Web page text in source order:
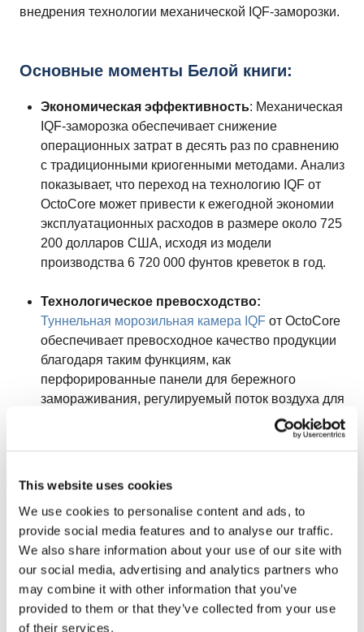
This website uses cookies
We use cookies to personalise content and ads, to
provide social media features and to analyse our traffic.
We also share information about your use of our site with
our social media, advertising and analytics partners who
may combine it with other information that you’ve
provided to them or that they’ve collected from your use
of their services.
внедрения технологии механической IQF-заморозки.
Основные моменты Белой книги:
Экономическая эффективность: Механическая
IQF-заморозка обеспечивает снижение
операционных затрат в десять раз по сравнению
с традиционными криогенными методами. Анализ
показывает, что переход на технологию IQF от
OctoCore может привести к ежегодной экономии
эксплуатационных расходов в размере около 725
200 долларов США, исходя из модели
производства 6 720 000 фунтов креветок в год.
Технологическое превосходство:
Туннельная морозильная камера IQF от OctoCore
обеспечивает превосходное качество продукции
благодаря таким функциям, как
перфорированные панели для бережного
замораживания, регулируемый поток воздуха для
предотвращение образования комков. Эти
Актуальность рынка: Поскольку мировой рынок
креветок, по прогнозам, вырастет с 46,94
миллиардов долларов США в 2022 году до 69,35
миллиардов долларов США к 2028 году, спрос на
экономичные и эффективные технологии